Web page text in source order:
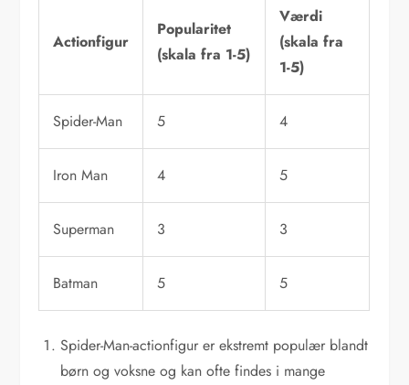
Actionfigur
Popularitet
(skala fra 1-5)
Værdi
(skala fra
1-5)
Spider-Man 5 4
Iron Man 4 5
Superman 3 3
Batman 5 5
Spider-Man-actionfigur er ekstremt populær blandt
børn og voksne og kan ofte findes i mange